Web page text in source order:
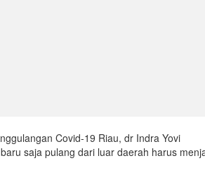
Covid-19 Riau, dr Indra Yovi
saja pulang dari luar daerah harus